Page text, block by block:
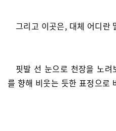
그리고 이곳은, 대체 어디란
핏발 선 눈으로 천장을 노
를 향해 비웃는 듯한 표정으로